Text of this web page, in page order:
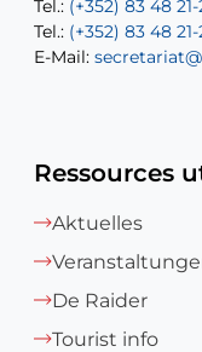
Tel.: (+352) 83 48
Tel.: (+352) 83 48
E-Mail:
Tel.: (+352) 83 48
E-Mail:
E-Mail:
Ressources
Aktuelles
De Raider
Tourist info